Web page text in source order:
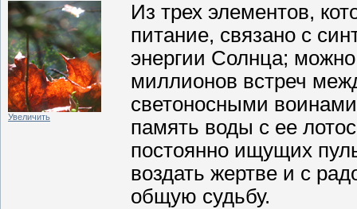
Увеличить
Из трех элементов,
питание, связано с
энергии Солнца;
миллионов встреч
светоносными
память воды с ее
постоянно ищущих
воздать жертве и с
общую судьбу.